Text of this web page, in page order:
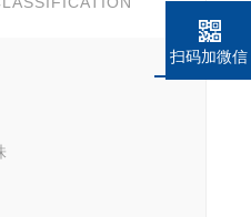
扫码加微信